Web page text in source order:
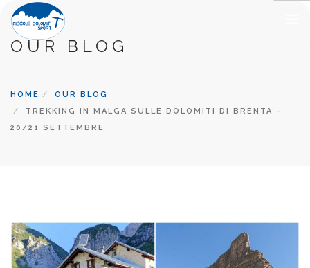
ESCURSIONI GUIDATE
RIFUGI
OUR BLOG
HOME
OUR BLOG
TREKKING IN MALGA SULLE DOLOMITI DI BRENTA –
20/21 SETTEMBRE